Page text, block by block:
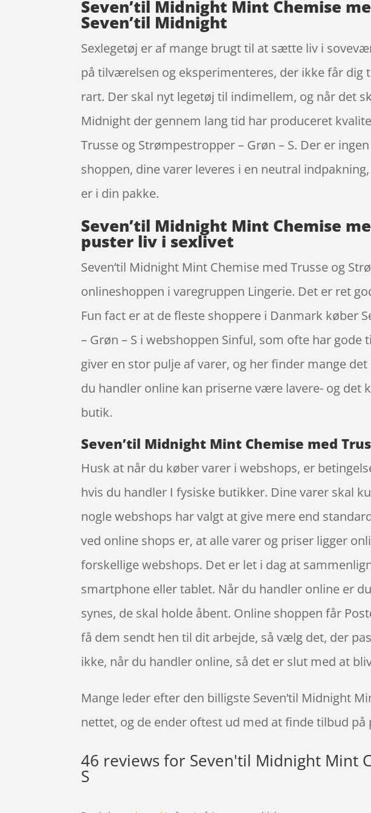
Seven’til Midnight Mint Chemise
Seven’til Midnight
Sexlegetøj er af mange brugt til at sætte liv i
på tilværelsen og eksperimenteres, der ikke får
rart. Der skal nyt legetøj til indimellem, og når det
Midnight der gennem lang tid har produceret
Trusse og Strømpestropper – Grøn – S. Der er
shoppen, dine varer leveres i en neutral
er i din pakke.
Seven’til Midnight Mint Chemise
puster liv i sexlivet
Seven’til Midnight Mint Chemise med Trusse og
onlineshoppen i varegruppen Lingerie. Det er ret
Fun fact er at de fleste shoppere i Danmark køber
– Grøn – S i webshoppen Sinful, som ofte har
giver en stor pulje af varer, og her finder mange
du handler online kan priserne være lavere- og det
butik.
Seven’til Midnight Mint Chemise med
Husk at når du køber varer i webshops, er
hvis du handler I fysiske butikker. Dine varer skal
nogle webshops har valgt at give mere end
ved online shops er, at alle varer og priser ligger
forskellige webshops. Det er let i dag at
smartphone eller tablet. Når du handler online er
synes, de skal holde åbent. Online shoppen får
få dem sendt hen til dit arbejde, så vælg det, der
ikke, når du handler online, så det er slut med at
Mange leder efter den billigste Seven’til Midnight
nettet, og de ender oftest ud med at finde tilbud på
46 reviews for Seven'til Midnight Mint
S